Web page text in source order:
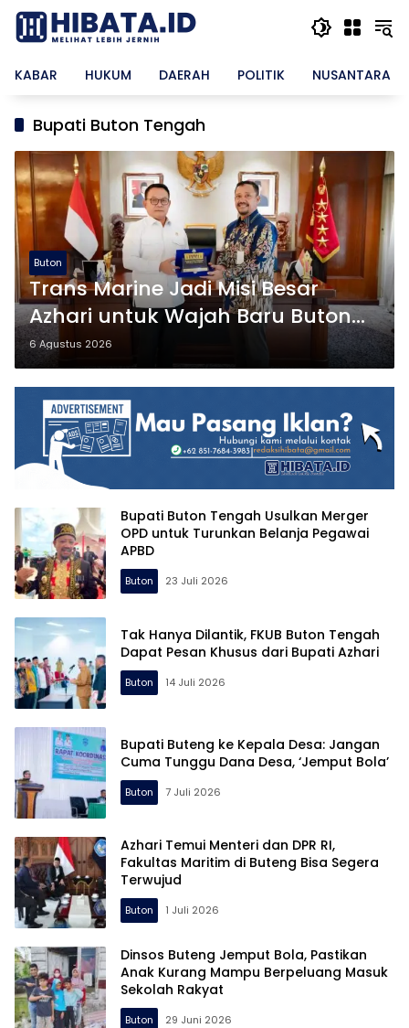
Langsung
konten
KABAR
HUKUM DAERAH POLITIK NUSANTARA
Bupati Buton Tengah
Buton
Trans Marine Jadi Misi Besar
Azhari untuk Wajah Baru Buton
Tengah
6 Agustus 2026
Bupati Buton Tengah Usulkan Merger
OPD untuk Turunkan Belanja Pegawai
APBD
Buton 23 Juli 2026
Tak Hanya Dilantik, FKUB Buton Tengah
Dapat Pesan Khusus dari Bupati Azhari
Buton 14 Juli 2026
Bupati Buteng ke Kepala Desa: Jangan
Cuma Tunggu Dana Desa, ‘Jemput Bola’
Buton 7 Juli 2026
Azhari Temui Menteri dan DPR RI,
Fakultas Maritim di Buteng Bisa Segera
Terwujud
Buton 1 Juli 2026
Dinsos Buteng Jemput Bola, Pastikan
Anak Kurang Mampu Berpeluang Masuk
Sekolah Rakyat
Buton 29 Juni 2026